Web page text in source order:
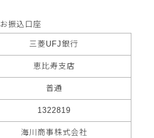
お振込口座
三菱UFJ銀行
恵比寿支店
普通
1322819
海川商事株式会社